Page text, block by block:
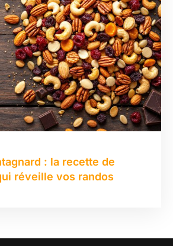
: la recette de
réveille vos randos